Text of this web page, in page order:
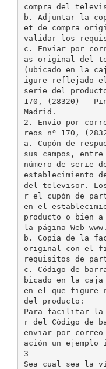
compra del
b. Adjuntar la
et de compra
validar los
c. Enviar por
as original del
(ubicado en la
igure reflejado el
serie del
170, (28320) -
Madrid.
2. Envío por
reos nº 170,
a. Cupón de
sus campos,
número de serie
establecimiento
del televisor. Los
r el cupón de
en el
producto o bien
la página Web
b. Copia de la
original con el
requisitos de
c. Código de
bicado en la caja
en el que figure
del producto:
Para facilitar la
r del Código de
enviar por
ación un
3
Sea cual sea la